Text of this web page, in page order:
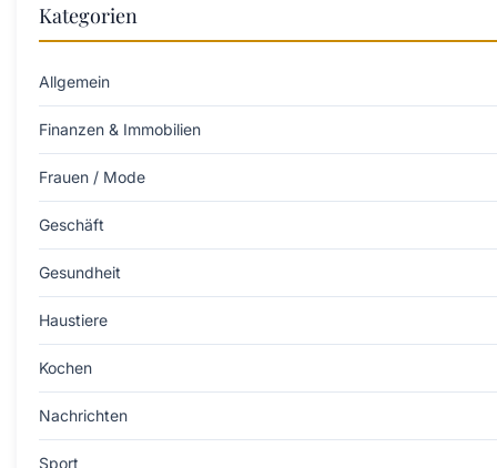
Kategorien
Allgemein
Finanzen & Immobilien
Frauen / Mode
Geschäft
Gesundheit
Haustiere
Kochen
Nachrichten
Sport